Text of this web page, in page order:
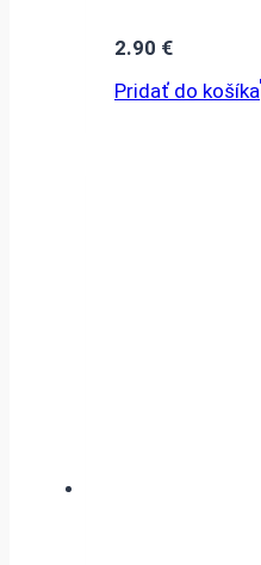
2.90 €
Pridať do košíka